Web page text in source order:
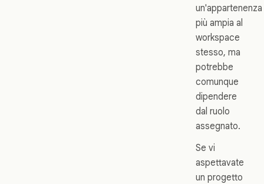
un'appartenenza
più ampia al
workspace
stesso, ma
potrebbe
comunque
dipendere
dal ruolo
assegnato.
Se vi
aspettavate
un progetto